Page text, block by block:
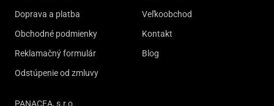
Doprava a platba
Obchodné podmienky
Reklamačný formulár
Odstúpenie od zmluvy
Veľkoobchod
Kontakt
Blog
PANACEA, s.r.o.